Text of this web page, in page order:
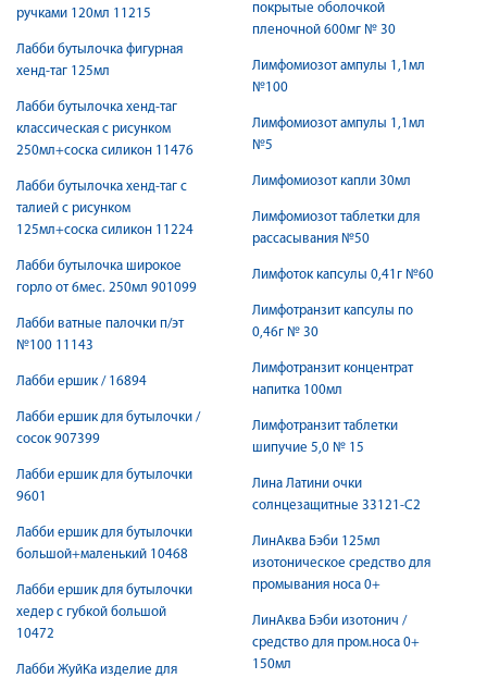
ручками 120мл 11215
Лабби бутылочка фигурная
хенд-таг 125мл
Лабби бутылочка хенд-таг
классическая с рисунком
250мл+соска силикон 11476
Лабби бутылочка хенд-таг с
талией с рисунком
125мл+соска силикон 11224
Лабби бутылочка широкое
горло от 6мес. 250мл 901099
Лабби ватные палочки п/эт
№100 11143
Лабби ершик / 16894
Лабби ершик для бутылочки /
сосок 907399
Лабби ершик для бутылочки
9601
Лабби ершик для бутылочки
большой+маленький 10468
Лабби ершик для бутылочки
хедер с губкой большой
10472
Лабби ЖуйКа изделие для
покрытые оболочкой
пленочной 600мг № 30
Лимфомиозот ампулы 1,1мл
№100
Лимфомиозот ампулы 1,1мл
№5
Лимфомиозот капли 30мл
Лимфомиозот таблетки для
рассасывания №50
Лимфоток капсулы 0,41г №60
Лимфотранзит капсулы по
0,46г № 30
Лимфотранзит концентрат
напитка 100мл
Лимфотранзит таблетки
шипучие 5,0 № 15
Лина Латини очки
солнцезащитные 33121-C2
ЛинАква Бэби 125мл
изотоническое средство для
промывания носа 0+
ЛинАква Бэби изотонич /
средство для пром.носа 0+
150мл